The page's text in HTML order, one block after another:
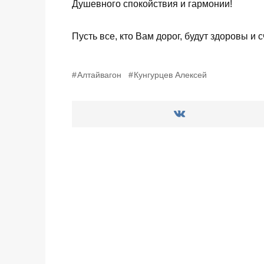
Душевного спокойствия и гармонии!
Пусть все, кто Вам дорог, будут здоровы и
Алтайвагон Кунгурцев Алексей